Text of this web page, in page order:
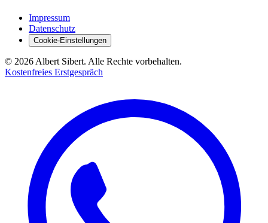
Impressum
Datenschutz
Cookie-Einstellungen
© 2026 Albert Sibert. Alle Rechte vorbehalten.
Kostenfreies Erstgespräch